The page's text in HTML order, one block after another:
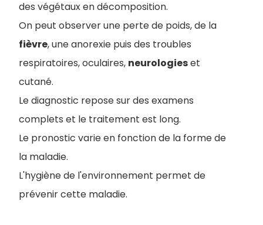
des végétaux en décomposition.
On peut observer une perte de poids, de la
fièvre, une anorexie puis des troubles
respiratoires, oculaires, neurologieset
cutané.
Le diagnostic repose sur des examens
complets et le traitement est long.
Le pronostic varie en fonction de la forme de
la maladie.
L'hygiène de l'environnement permet de
prévenir cette maladie.